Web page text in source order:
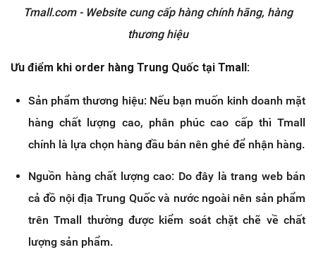
Tmall.com - Website cung cấp hàng chính hãng, hàng
thương hiệu
Ưu điểm khi order hàng Trung Quốc tại Tmall:
Sản phẩm thương hiệu: Nếu bạn muốn kinh doanh mặt
hàng chất lượng cao, phân phúc cao cấp thì Tmall
chính là lựa chọn hàng đầu bán nên ghé để nhận hàng.
Nguồn hàng chất lượng cao: Do đây là trang web bán
cả đồ nội địa Trung Quốc và nước ngoài nên sản phẩm
trên Tmall thường được kiểm soát chặt chẽ về chất
lượng sản phẩm.